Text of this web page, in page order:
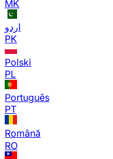
MK
اردو
PK
Polski
PL
Português
PT
Română
RO